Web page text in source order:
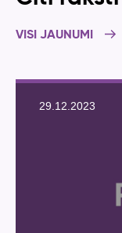
VISI JAUNUMI
29.12.2023